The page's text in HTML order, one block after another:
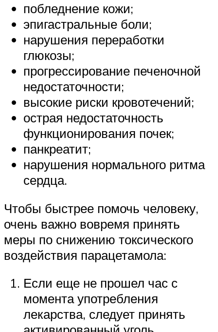
побледнение кожи;
эпигастральные боли;
нарушения переработки
глюкозы;
прогрессирование печеночной
недостаточности;
высокие риски кровотечений;
острая недостаточность
функционирования почек;
панкреатит;
нарушения нормального ритма
сердца.
Чтобы быстрее помочь человеку,
очень важно вовремя принять
меры по снижению токсического
воздействия парацетамола:
Если еще не прошел час с
момента употребления
лекарства, следует принять